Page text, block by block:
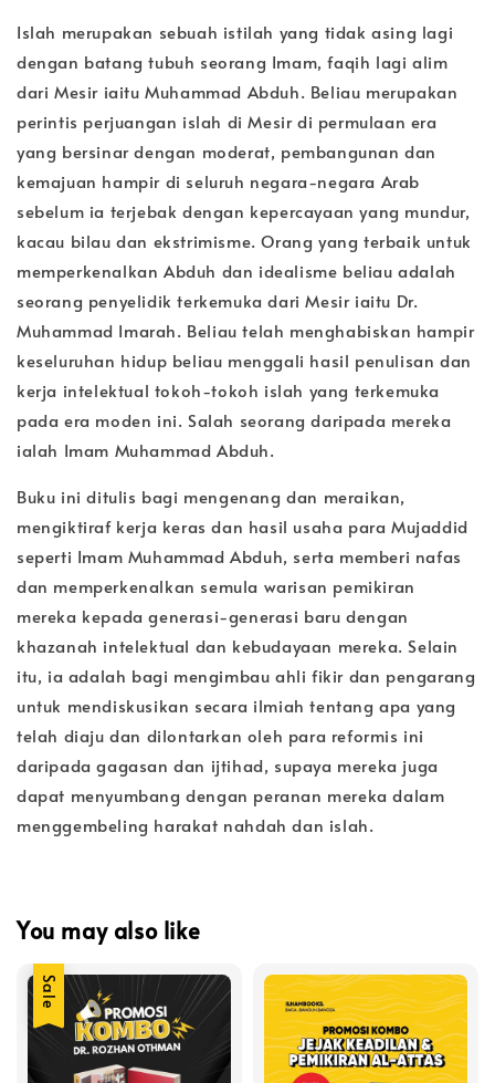
Islah merupakan sebuah istilah yang tidak asing lagi
dengan batang tubuh seorang Imam, faqih lagi alim
dari Mesir iaitu Muhammad Abduh. Beliau merupakan
perintis perjuangan islah di Mesir di permulaan era
yang bersinar dengan moderat, pembangunan dan
kemajuan hampir di seluruh negara-negara Arab
sebelum ia terjebak dengan kepercayaan yang mundur,
kacau bilau dan ekstrimisme. Orang yang terbaik untuk
memperkenalkan Abduh dan idealisme beliau adalah
seorang penyelidik terkemuka dari Mesir iaitu Dr.
Muhammad Imarah. Beliau telah menghabiskan hampir
keseluruhan hidup beliau menggali hasil penulisan dan
kerja intelektual tokoh-tokoh islah yang terkemuka
pada era moden ini. Salah seorang daripada mereka
ialah Imam Muhammad Abduh.
Buku ini ditulis bagi mengenang dan meraikan,
mengiktiraf kerja keras dan hasil usaha para Mujaddid
seperti Imam Muhammad Abduh, serta memberi nafas
dan memperkenalkan semula warisan pemikiran
mereka kepada generasi-generasi baru dengan
khazanah intelektual dan kebudayaan mereka. Selain
itu, ia adalah bagi mengimbau ahli fikir dan pengarang
untuk mendiskusikan secara ilmiah tentang apa yang
telah diaju dan dilontarkan oleh para reformis ini
daripada gagasan dan ijtihad, supaya mereka juga
dapat menyumbang dengan peranan mereka dalam
menggembeling harakat nahdah dan islah.
You may also like
Sale